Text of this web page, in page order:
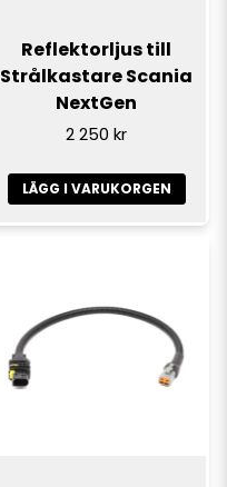
Reflektorljus till
Strålkastare Scania
NextGen
2 250 kr
LÄGG I VARUKORGEN